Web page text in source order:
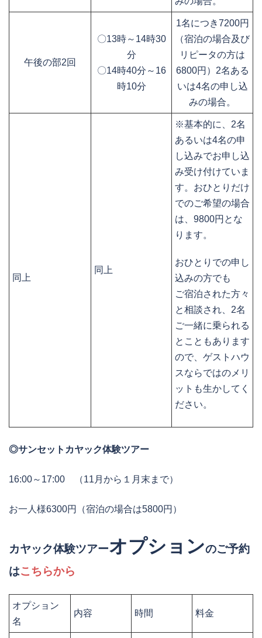
午後の部2回
〇13時～14時30
分
〇14時40分～16
時10分
1名につき7200円
（宿泊の場合及び
リピータの方は
6800円）2名ある
いは4名の申し込
みの場合。
同上
同上
※基本的に、2名
あるいは4名の申
し込みでお申し込
み受け付けていま
す。おひとりだけ
でのご希望の場合
は、9800円とな
ります。
おひとりでの申し
込みの方でも
ご宿泊された方々
と相談され、2名
ご一緒に乗られる
とこともあります
ので、ゲストハウ
スならではのメリ
ットも生かしてく
ださい。
◎サンセットカヤック体験ツアー
16:00～17:00 （11月から１月末まで）
お一人様6300円（宿泊の場合は5800円）
カヤック体験ツアーオプションのご予約
はこちらから
オプション
名
内容 時間 料金